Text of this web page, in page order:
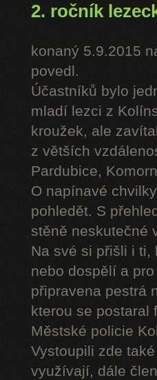
2. ročník
konaný 5.9.2015
povedl.
Účastníků bylo
mladí lezci z
kroužek, ale
z větších
Pardubice,
O napínavé
pohledět. S
stěně neskutečné
Na své si přišli i
nebo dospělí a
připravena pestrá
kterou se postaral
Městské policie
Vystoupili zde
využívají, dále